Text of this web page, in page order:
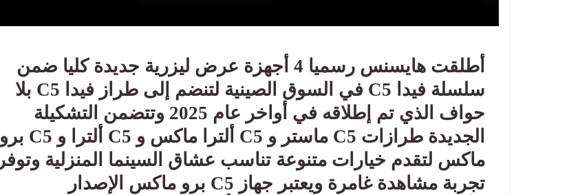
أطلقت هايسنس رسميا 4 أجهزة عرض ليزرية جديدة كليا ضمن
سلسلة فيدا C5 في السوق الصينية لتنضم إلى طراز فيدا C5 بلا
حواف الذي تم إطلاقه في أواخر عام 2025 وتتضمن التشكيلة
الجديدة طرازات C5 ماستر و C5 ألترا ماكس و C5 ألترا و C5 برو
ماكس لتقدم خيارات متنوعة تناسب عشاق السينما المنزلية وتوفر
تجربة مشاهدة غامرة ويعتبر جهاز C5 برو ماكس الإصدار